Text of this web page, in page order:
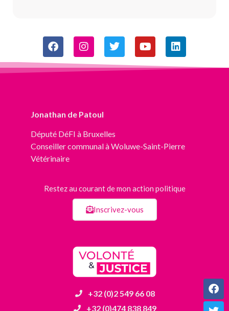
Jonathan de Patoul
Député DéFI à Bruxelles
Conseiller communal à Woluwe-Saint-Pierre
Vétérinaire
Restez au courant de mon action politique
Inscrivez-vous
+32 (0)2 549 66 08
+32 (0)474 838 849